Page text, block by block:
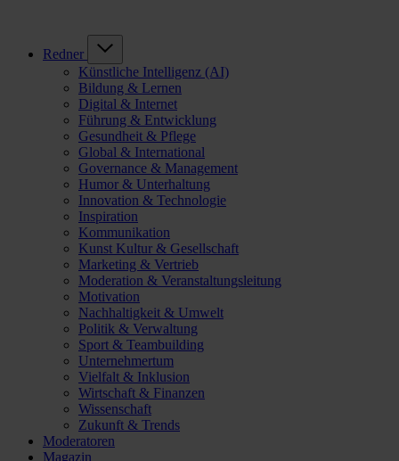
Redner
Künstliche Intelligenz (AI)
Bildung & Lernen
Digital & Internet
Führung & Entwicklung
Gesundheit & Pflege
Global & International
Governance & Management
Humor & Unterhaltung
Innovation & Technologie
Inspiration
Kommunikation
Kunst Kultur & Gesellschaft
Marketing & Vertrieb
Moderation & Veranstaltungsleitung
Motivation
Nachhaltigkeit & Umwelt
Politik & Verwaltung
Sport & Teambuilding
Unternehmertum
Vielfalt & Inklusion
Wirtschaft & Finanzen
Wissenschaft
Zukunft & Trends
Moderatoren
Magazin